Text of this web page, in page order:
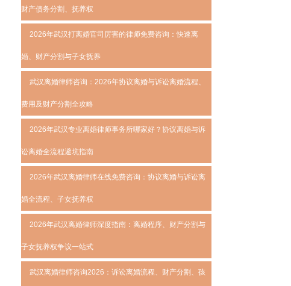
财产债务分割、抚养权
2026年武汉打离婚官司厉害的律师免费咨询：快速离
婚、财产分割与子女抚养
武汉离婚律师咨询：2026年协议离婚与诉讼离婚流程、
费用及财产分割全攻略
2026年武汉专业离婚律师事务所哪家好？协议离婚与诉
讼离婚全流程避坑指南
2026年武汉离婚律师在线免费咨询：协议离婚与诉讼离
婚全流程、子女抚养权
2026年武汉离婚律师深度指南：离婚程序、财产分割与
子女抚养权争议一站式
武汉离婚律师咨询2026：诉讼离婚流程、财产分割、孩